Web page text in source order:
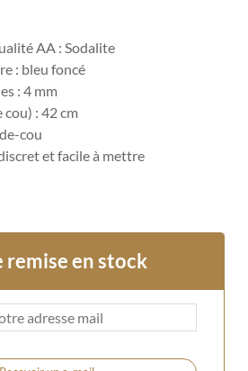
AA : Sodalite
: bleu foncé
: 4 mm
: 42 cm
cou
et facile à mettre
en stock